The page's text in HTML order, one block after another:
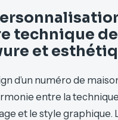
technique de
et
d’un numéro de
entre la
et le style graphique.